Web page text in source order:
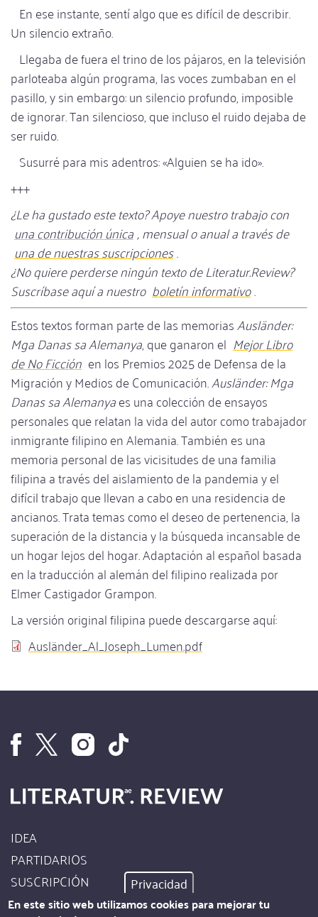
En ese instante, sentí algo que es difícil de describir.
Un silencio extraño.
Llegaba de fuera el trino de los pájaros, en la televisión
parloteaba algún programa, las voces zumbaban en el
pasillo, y sin embargo: un silencio profundo, imposible
de ignorar. Tan silencioso, que incluso el ruido dejaba de
ser ruido.
Susurré para mis adentros: «Alguien se ha ido».
+++
¿Le ha gustado este texto? Apoye nuestro trabajo con
una contribución única, mensual o anual a través de
una de nuestras suscripciones.
¿No quiere perderse ningún texto de Literatur.Review?
Suscríbase aquí a nuestro boletín informativo.
Estos textos forman parte de las memoriasAusländer:
Mga Danas sa Alemanya, que ganaron el Mejor Libro
de No Ficción en los Premios 2025 de Defensa de la
Migración y Medios de Comunicación.Ausländer: Mga
Danas sa Alemanyaes una colección de ensayos
personales que relatan la vida del autor como trabajador
inmigrante filipino en Alemania. También es una
memoria personal de las vicisitudes de una familia
filipina a través del aislamiento de la pandemia y el
difícil trabajo que llevan a cabo en una residencia de
ancianos. Trata temas como el deseo de pertenencia, la
superación de la distancia y la búsqueda incansable de
un hogar lejos del hogar. Adaptación al español basada
en la traducción al alemán del filipino realizada por
Elmer Castigador Grampon.
La versión original filipina puede descargarse aquí:
Documento
Ausländer_Al_Joseph_Lumen.pdf
Footer
Site
Info
IDEA
PARTIDARIOS
SUSCRIPCIÓN
AUTORES
Privacidad
En este sitio web utilizamos cookies para mejorar tu